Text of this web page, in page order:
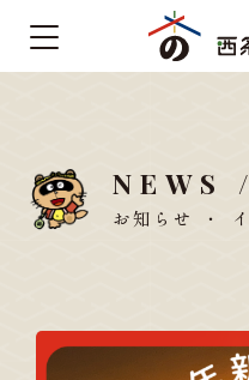
NEWS
お知らせ ・